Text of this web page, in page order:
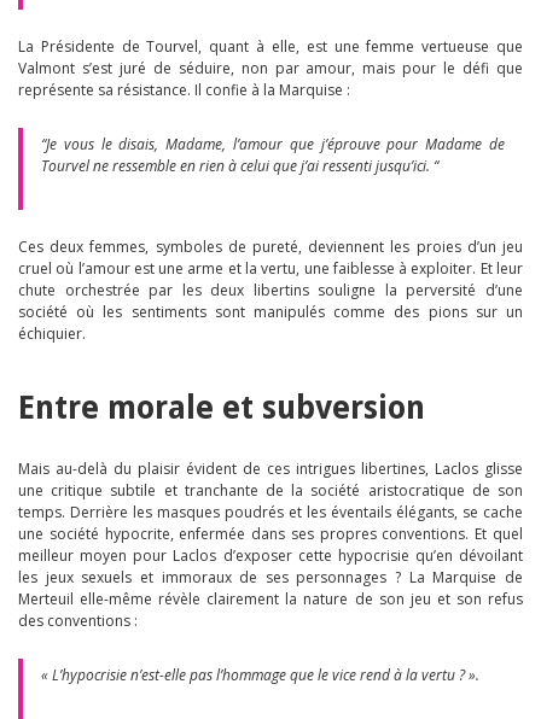
La Présidente de Tourvel, quant à elle, est une femme vertueuse que
Valmont s’est juré de séduire, non par amour, mais pour le défi que
représente sa résistance. Il confie à la Marquise :
“Je vous le disais, Madame, l’amour que j’éprouve pour Madame de
Tourvel ne ressemble en rien à celui que j’ai ressenti jusqu’ici. “
Ces deux femmes, symboles de pureté, deviennent les proies d’un jeu
cruel où l’amour est une arme et la vertu, une faiblesse à exploiter. Et leur
chute orchestrée par les deux libertins souligne la perversité d’une
société où les sentiments sont manipulés comme des pions sur un
échiquier.
Entre morale et subversion
Mais au-delà du plaisir évident de ces intrigues libertines, Laclos glisse
une critique subtile et tranchante de la société aristocratique de son
temps. Derrière les masques poudrés et les éventails élégants, se cache
une société hypocrite, enfermée dans ses propres conventions. Et quel
meilleur moyen pour Laclos d’exposer cette hypocrisie qu’en dévoilant
les jeux sexuels et immoraux de ses personnages ? La Marquise de
Merteuil elle-même révèle clairement la nature de son jeu et son refus
des conventions :
« L’hypocrisie n’est-elle pas l’hommage que le vice rend à la vertu ? ».